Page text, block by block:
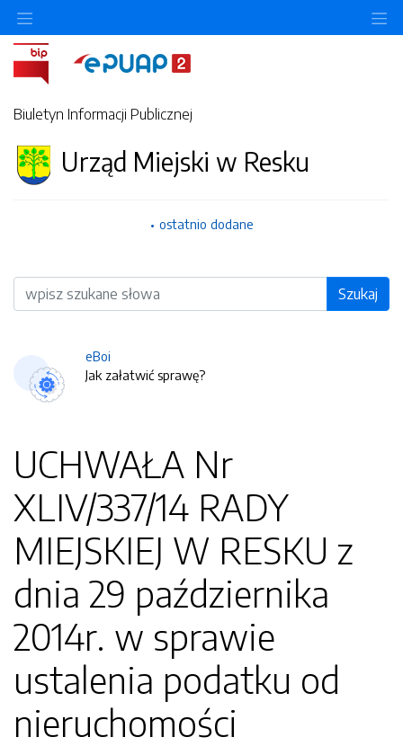
Biuletyn Informacji Publicznej
Urząd Miejski w Resku
ostatnio dodane
Wyszukiwarka Szukaj
eBoi
Jak załatwić sprawę?
UCHWAŁA Nr
XLIV/337/14 RADY
MIEJSKIEJ W RESKU z
dnia 29 października
2014r. w sprawie
ustalenia podatku od
nieruchomości